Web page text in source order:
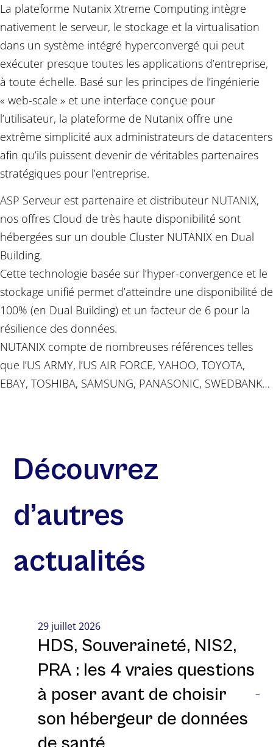
La plateforme Nutanix Xtreme Computing intègre
nativement le serveur, le stockage et la virtualisation
dans un système intégré hyperconvergé qui peut
exécuter presque toutes les applications d’entreprise,
à toute échelle. Basé sur les principes de l’ingénierie
« web-scale » et une interface conçue pour
l’utilisateur, la plateforme de Nutanix offre une
extrême simplicité aux administrateurs de datacenters
afin qu’ils puissent devenir de véritables partenaires
stratégiques pour l’entreprise.
ASP Serveur est partenaire et distributeur NUTANIX,
nos offres Cloud de très haute disponibilité sont
hébergées sur un double Cluster NUTANIX en Dual
Building.
Cette technologie basée sur l’hyper-convergence et le
stockage unifié permet d’atteindre une disponibilité de
100% (en Dual Building) et un facteur de 6 pour la
résilience des données.
NUTANIX compte de nombreuses références telles
que l’US ARMY, l’US AIR FORCE, YAHOO, TOYOTA,
EBAY, TOSHIBA, SAMSUNG, PANASONIC, SWEDBANK…
Découvrez
d’autres
actualités
HDS, Souveraineté, NIS2,
PRA : les 4 vraies questions
à poser avant de choisir
son hébergeur de données
29 juillet 2026